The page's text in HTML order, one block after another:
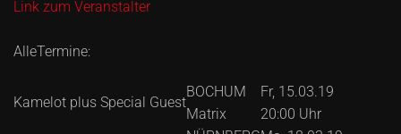
Link zum Veranstalter
AlleTermine:
Kamelot plus Special Guest
BOCHUM
Matrix
Fr, 15.03.19
20:00 Uhr